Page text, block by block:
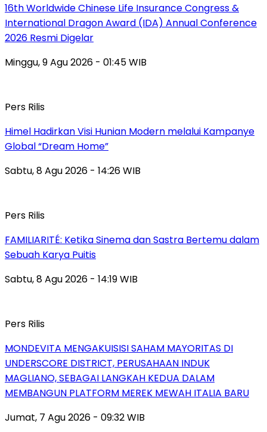
16th Worldwide Chinese Life Insurance Congress &
International Dragon Award (IDA) Annual Conference
2026 Resmi Digelar
Minggu, 9 Agu 2026 - 01:45 WIB
Pers Rilis
Himel Hadirkan Visi Hunian Modern melalui Kampanye
Global “Dream Home”
Sabtu, 8 Agu 2026 - 14:26 WIB
Pers Rilis
FAMILIARITÉ: Ketika Sinema dan Sastra Bertemu dalam
Sebuah Karya Puitis
Sabtu, 8 Agu 2026 - 14:19 WIB
Pers Rilis
MONDEVITA MENGAKUISISI SAHAM MAYORITAS DI
UNDERSCORE DISTRICT, PERUSAHAAN INDUK
MAGLIANO, SEBAGAI LANGKAH KEDUA DALAM
MEMBANGUN PLATFORM MEREK MEWAH ITALIA BARU
Jumat, 7 Agu 2026 - 09:32 WIB